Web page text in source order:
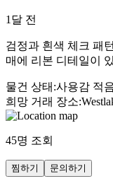
1달 전
검정과 흰색 체크 패
매에 리본 디테일이
물건 상태 :사용감 적
희망 거래 장소:
45명 조회
찜하기 문의하기